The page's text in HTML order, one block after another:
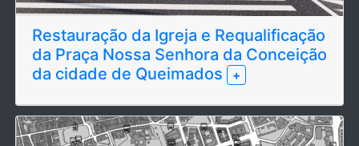
Restauração da Igreja e Requalificação
da Praça Nossa Senhora da Conceição
da cidade de Queimados
+